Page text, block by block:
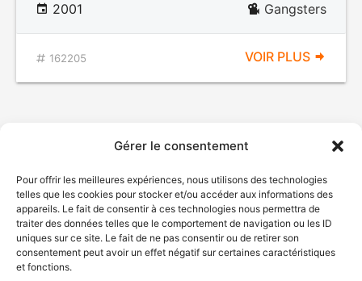
Gérer le consentement
Pour offrir les meilleures expériences, nous utilisons des technologies
telles que les cookies pour stocker et/ou accéder aux informations des
appareils. Le fait de consentir à ces technologies nous permettra de
traiter des données telles que le comportement de navigation ou les ID
uniques sur ce site. Le fait de ne pas consentir ou de retirer son
consentement peut avoir un effet négatif sur certaines caractéristiques
et fonctions.
2001 Gangsters
162205 VOIR PLUS
© Gouvernement du Québec, 2026